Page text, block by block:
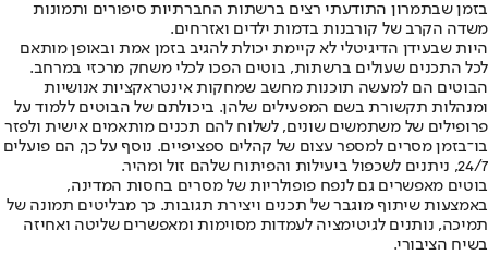
בזמן שבתמרון התודעתי רצים ברשתות החברתיות סיפורים ותמונות
משדה הקרב של קורבנות בדמות ילדים ואזרחים.
היות שבעידן הדיגיטלי לא קיימת יכולת להגיב בזמן אמת ובאופן מותאם
לכל התכנים שעולים ברשתות, בוטים הפכו לכלי משחק מרכזי במרחב.
הבוטים הם למעשה תוכנות מחשב שמחקות אינטראקציות אנושיות
ומנהלות תקשורת בשם המפעילים שלהן. ביכולתם של הבוטים ללמוד על
פרופילים של משתמשים שונים, לשלוח להם תכנים מותאמים אישית ולפזר
בו־בזמן מסרים למספר עצום של קהלים ספציפיים. נוסף על כך, הם פועלים
24/7, ניתנים לשכפול ביעילות והפיתוח שלהם זול ומהיר.
בוטים מאפשרים גם לנפח פופולריות של מסרים בחסות המדינה,
באמצעות שיתוף מוגבר של תכנים ויצירת תגובות. כך מבליטים תמונה של
תמיכה, נותנים לגיטימציה לעמדות מסוימות ומאפשרים שליטה ואחיזה
בשיח הציבורי.